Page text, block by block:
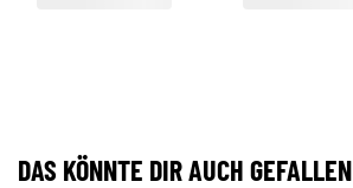
DAS KÖNNTE DIR AUCH GEFALLEN